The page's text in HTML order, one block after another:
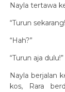
Nayla tertawa
“Turun
“Hah?”
“Turun aja dulu!”
Nayla berjalan
kos, Rara